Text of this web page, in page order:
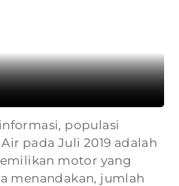
populasi
pada Juli 2019 adalah
motor yang
menandakan, jumlah